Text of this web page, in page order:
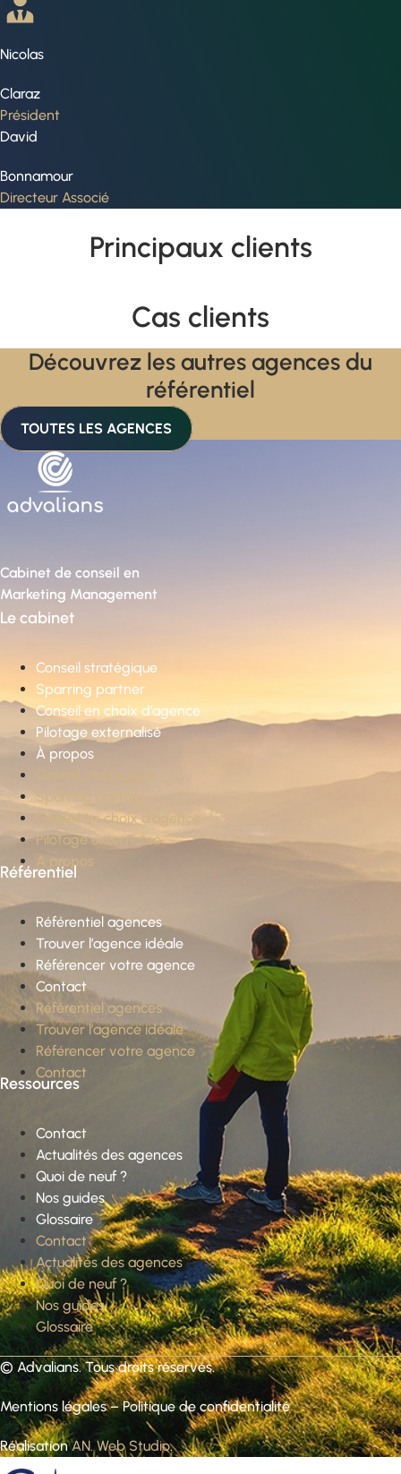
Nicolas
Claraz
Président
David
Bonnamour
Directeur Associé
Principaux clients
Cas clients
Découvrez les autres agences du
référentiel
TOUTES LES AGENCES
Cabinet de conseil en
Marketing Management
Le cabinet
Conseil stratégique
Sparring partner
Conseil en choix d’agence
Pilotage externalisé
À propos
Sparring partner
Conseil en choix d’agence
Pilotage externalisé
À propos
Référentiel
Référentiel agences
Trouver l’agence idéale
Référencer votre agence
Contact
Référentiel agences
Trouver l’agence idéale
Référencer votre agence
Contact
Ressources
Contact
Actualités des agences
Quoi de neuf ?
Nos guides
Glossaire
Contact
Actualités des agences
Quoi de neuf ?
Nos guides
Glossaire
© Advalians. Tous droits réservés.
Mentions légales–Politique de confidentialité
RéalisationAN. Web Studio.